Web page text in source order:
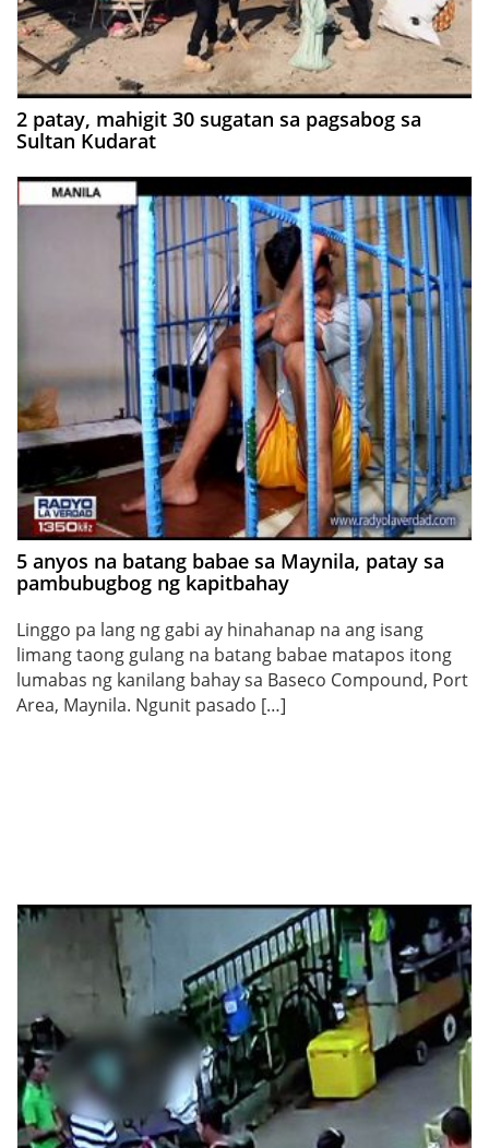
2 patay, mahigit 30 sugatan sa pagsabog sa
Sultan Kudarat
5 anyos na batang babae sa Maynila, patay sa
pambubugbog ng kapitbahay
Linggo pa lang ng gabi ay hinahanap na ang isang
limang taong gulang na batang babae matapos itong
lumabas ng kanilang bahay sa Baseco Compound, Port
Area, Maynila. Ngunit pasado […]